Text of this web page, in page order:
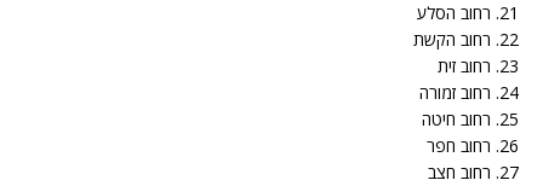
21. רחוב הסלע
22. רחוב הקשת
23. רחוב זית
24. רחוב זמורה
25. רחוב חיטה
26. רחוב חפר
27. רחוב חצב